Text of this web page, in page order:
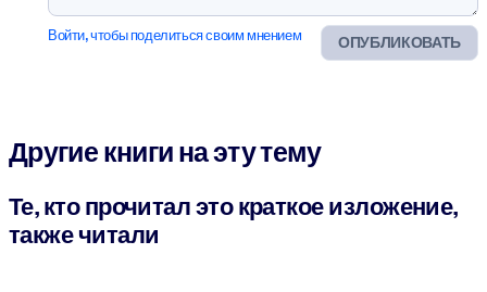
ОПУБЛИКОВАТЬ
Войти, чтобы поделиться своим мнением
Другие книги на эту тему
Те, кто прочитал это краткое изложение,
также читали